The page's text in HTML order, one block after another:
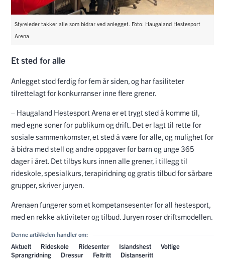
Styreleder takker alle som bidrar ved anlegget. Foto: Haugaland Hestesport
Arena
Et sted for alle
Anlegget stod ferdig for fem år siden, og har fasiliteter
tilrettelagt for konkurranser inne flere grener.
– Haugaland Hestesport Arena er et trygt sted å komme til,
med egne soner for publikum og drift. Det er lagt til rette for
sosiale sammenkomster, et sted å være for alle, og mulighet for
å bidra med stell og andre oppgaver for barn og unge 365
dager i året. Det tilbys kurs innen alle grener, i tillegg til
rideskole, spesialkurs, terapiridning og gratis tilbud for sårbare
grupper, skriver juryen.
Arenaen fungerer som et kompetansesenter for all hestesport,
med en rekke aktiviteter og tilbud. Juryen roser driftsmodellen.
Denne artikkelen handler om:
Aktuelt Rideskole Ridesenter Islandshest
Voltige
Sprangridning
Dressur Feltritt Distanseritt